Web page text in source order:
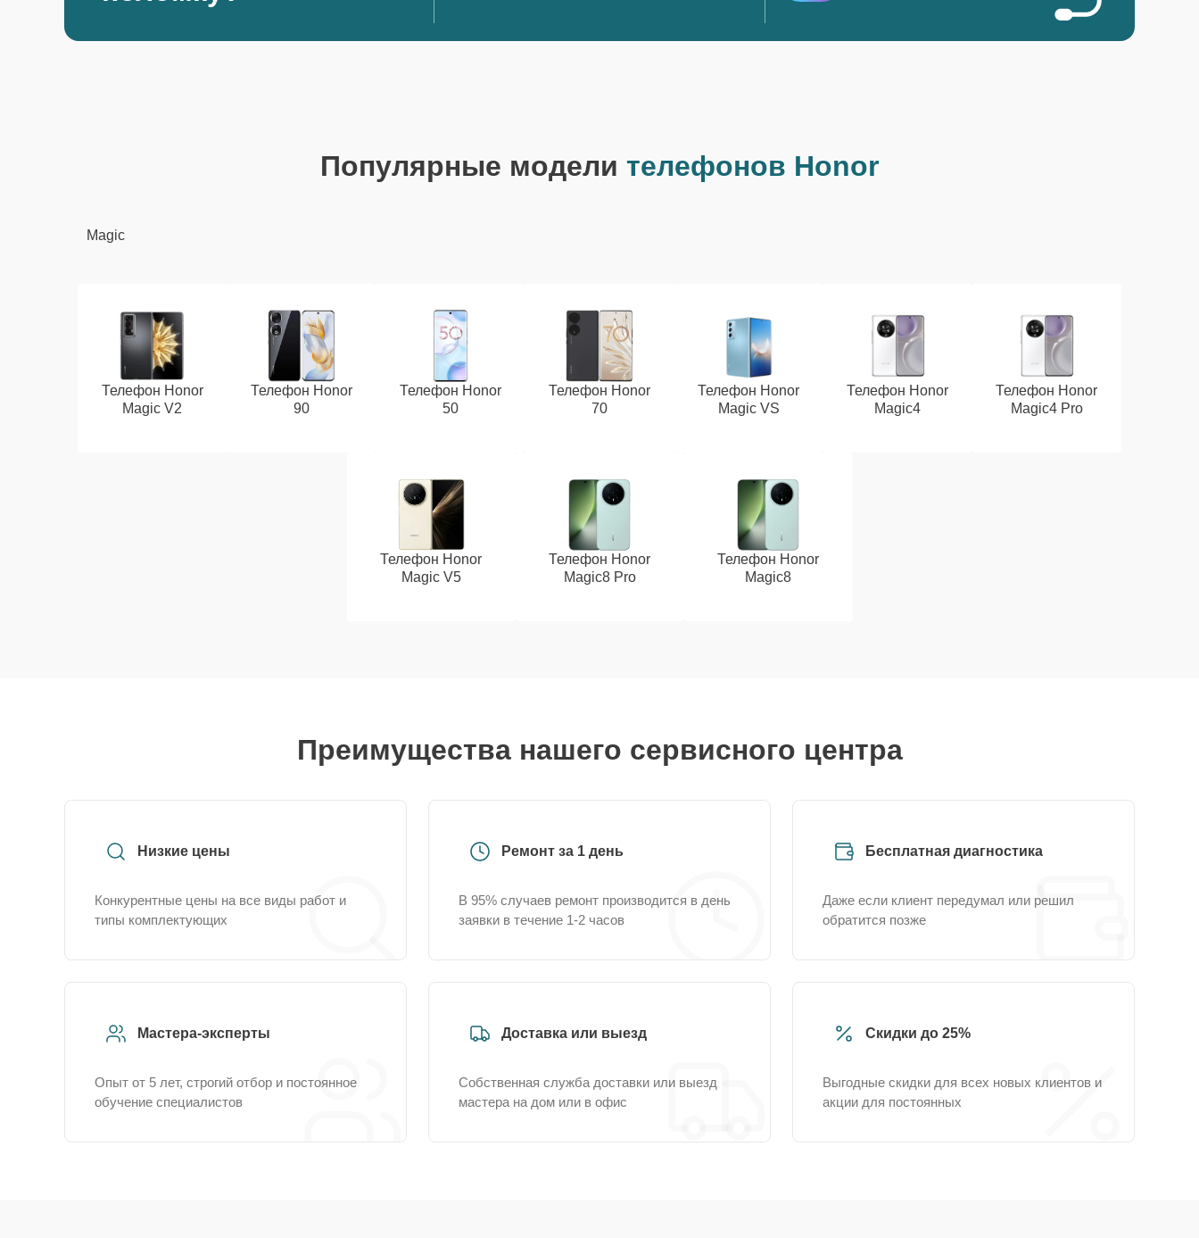
Популярные модели телефонов Honor
Magic
Телефон Honor
Magic V2
Телефон Honor
90
Телефон Honor
50
Телефон Honor
70
Телефон Honor
Magic VS
Телефон Honor
Magic4
Телефон Honor
Magic4 Pro
Телефон Honor
Magic V5
Телефон Honor
Magic8 Pro
Телефон Honor
Magic8
Преимущества нашего сервисного центра
Низкие цены
Конкурентные цены на все виды работ и
типы комплектующих
Ремонт за 1 день
В 95% случаев ремонт производится в день
заявки в течение 1-2 часов
Бесплатная диагностика
Даже если клиент передумал или решил
обратится позже
Мастера-эксперты
Опыт от 5 лет, строгий отбор и постоянное
обучение специалистов
Доставка или выезд
Собственная служба доставки или выезд
мастера на дом или в офис
Скидки до 25%
Выгодные скидки для всех новых клиентов и
акции для постоянных